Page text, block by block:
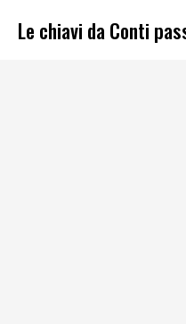
Le chiavi da Conti